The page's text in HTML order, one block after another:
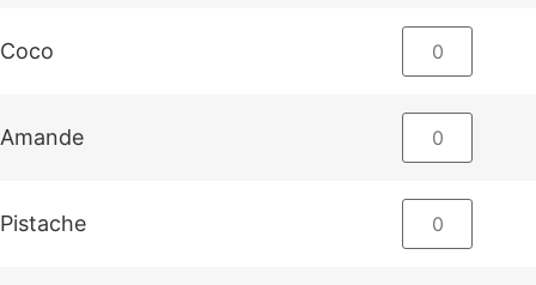
Coco
Amande
Pistache